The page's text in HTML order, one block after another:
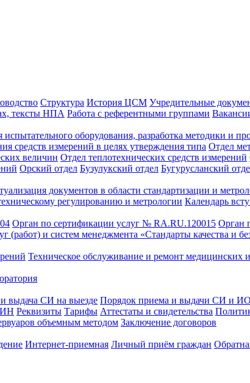
Структура История ЦСМ Учредительные
тексты НПА Работа с референтными группами
испытательного оборудования, разработка методики и
средств измерений в целях утверждения типа Отдел
величин Отдел теплотехнических средств измерений
Орский отдел Бузулукский отдел Бугурусланский
документов в области стандартизации и
регулированию и метрологии Календарь
Орган по сертификации услуг № RA.RU.120015 Орган
(работ) и систем менеджмента «Стандарты качества и
Техническое обслуживание и ремонт медицинских
выдача СИ на выезде Порядок приема и выдачи СИ и ИО
Реквизиты Тарифы Аттестаты и свидетельства
объемным методом Заключение договоров
Интернет-приемная Личный приём граждан